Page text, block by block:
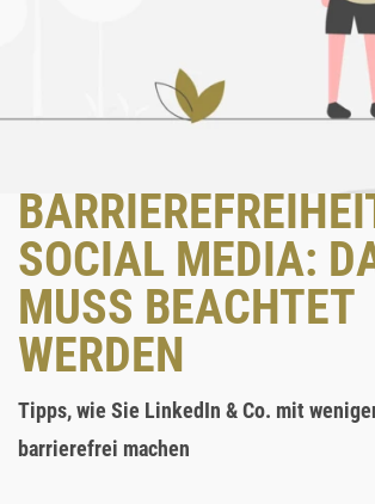
SOCIAL MEDIA:
MUSS BEACHTET
WERDEN
Tipps, wie Sie LinkedIn & Co. mit
barrierefrei machen